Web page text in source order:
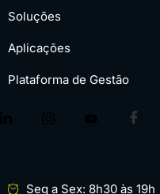
Soluções
Aplicações
Plataforma de Gestão
Seg a Sex: 8h30 às 19h